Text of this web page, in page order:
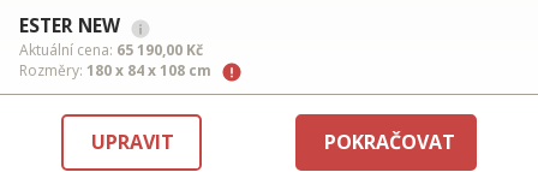
ESTER NEW
Aktuální cena: 65 190,00 Kč
Rozměry: 180 x 84 x 108 cm
UPRAVIT POKRAČOVAT